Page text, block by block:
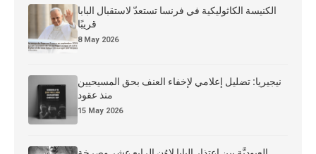
الكنيسة الكاثوليكية في فرنسا تستعدّ لاستقبال البابا
قريبًا
8 May 2026
نيجيريا: تضليل إعلامي لإخفاء العنف بحق المسيحيين
منذ عقود
15 May 2026